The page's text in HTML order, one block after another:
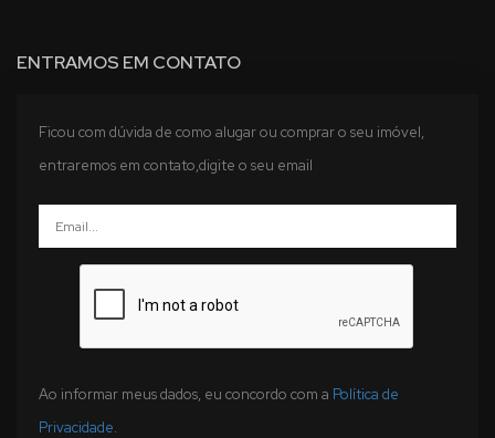
ENTRAMOS EM CONTATO
Ficou com dúvida de como alugar ou comprar o seu imóvel,
entraremos em contato,digite o seu email
Ao informar meus dados, eu concordo com a Política de
Privacidade.